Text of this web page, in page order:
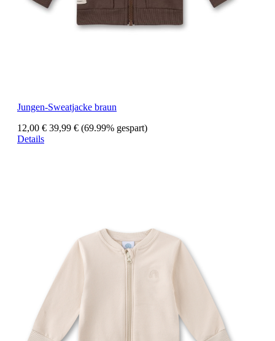
Jungen-Sweatjacke braun
12,00 € 39,99 € (69.99% gespart)
Details